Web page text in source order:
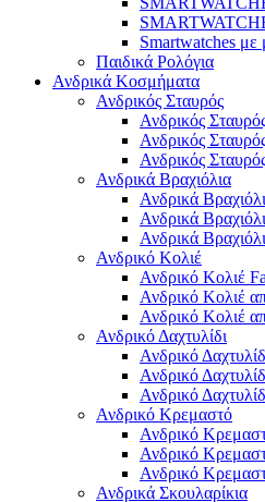
Smartwatches με
Παιδικά Ρολόγια
Ανδρικά Κοσμήματα
Ανδρικός Σταυρός
Ανδρικός
Ανδρικός
Ανδρικός
Ανδρικά Βραχιόλια
Ανδρικά
Ανδρικά
Ανδρικά
Ανδρικό Κολιέ
Ανδρικό Κολιέ
Ανδρικό Κολιέ
Ανδρικό Κολιέ
Ανδρικό Δαχτυλίδι
Ανδρικό
Ανδρικό
Ανδρικό
Ανδρικό Κρεμαστό
Ανδρικό
Ανδρικό
Ανδρικό
Ανδρικά Σκουλαρίκια